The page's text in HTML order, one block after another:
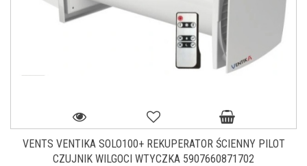
VENTS VENTIKA SOLO100+ REKUPERATOR ŚCIENNY PILOT
CZUJNIK WILGOCI WTYCZKA 5907660871702